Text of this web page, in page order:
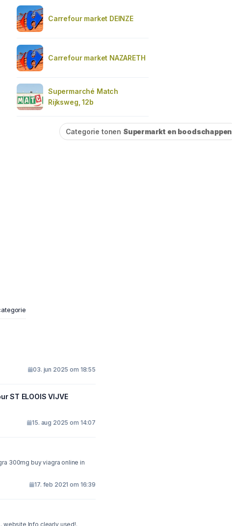
Carrefour market DEINZE
Carrefour market NAZARETH
Supermarché Match
Rijksweg, 12b
Categorie tonen Supermarkt en boodschappen
03. jun 2025 om 18:55
ST ELOOIS VIJVE
15. aug 2025 om 14:07
online in
17. feb 2021 om 16:39
website Info clearly used!.